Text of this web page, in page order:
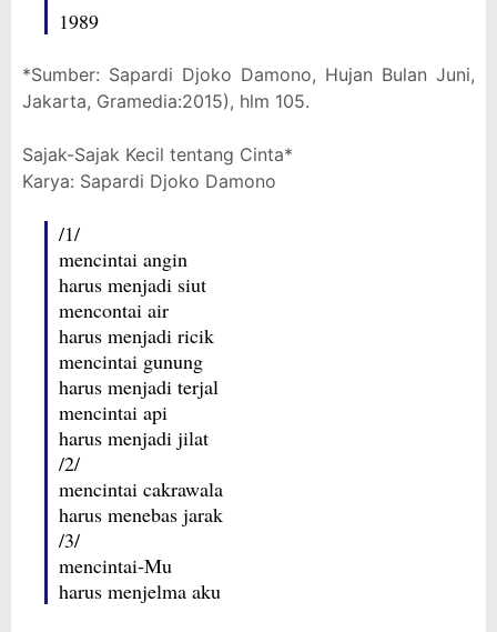
1989
*Sumber: Sapardi Djoko Damono, Hujan Bulan Juni,
Jakarta, Gramedia:2015), hlm 105.
Sajak-Sajak Kecil tentang Cinta*
Karya: Sapardi Djoko Damono
/1/
mencintai angin
harus menjadi siut
mencontai air
harus menjadi ricik
mencintai gunung
harus menjadi terjal
mencintai api
harus menjadi jilat
/2/
mencintai cakrawala
harus menebas jarak
/3/
mencintai-Mu
harus menjelma aku